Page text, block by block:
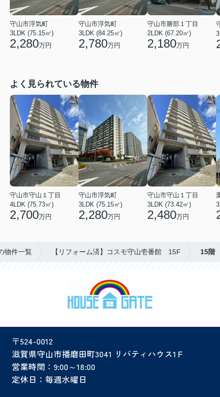
守山市浮気町
3LDK (75.15㎡)
2,280万円
守山市浮気町
3LDK (84.25㎡)
2,780万円
守山市勝部１丁目
2LDK (67.20㎡)
2,180万円
よく見られている物件
守山市守山１丁目
4LDK (75.73㎡)
2,700万円
守山市浮気町
3LDK (75.15㎡)
2,280万円
守山市守山１丁目
3LDK (73.42㎡)
2,480万円
物件一覧 【リフォーム済】コスモ守山壱番館 15F 15階
〒524-0012
滋賀県守山市播磨田町3041 リバティハウス1Ｆ
営業時間：9:00～18:00
定休日：毎週水曜日